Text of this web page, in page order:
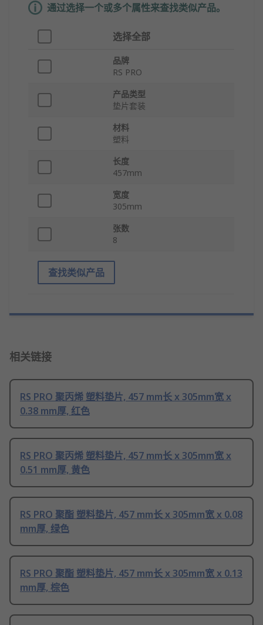
通过选择一个或多个属性来查找类似产品。
选择全部
品牌
RS PRO
产品类型
垫片套装
材料
塑料
长度
457mm
宽度
305mm
张数
8
查找类似产品
相关链接
RS PRO 聚丙烯 塑料垫片, 457 mm长 x 305mm宽 x
0.38 mm厚, 红色
RS PRO 聚丙烯 塑料垫片, 457 mm长 x 305mm宽 x
0.51 mm厚, 黄色
RS PRO 聚酯 塑料垫片, 457 mm长 x 305mm宽 x 0.08
mm厚, 绿色
RS PRO 聚酯 塑料垫片, 457 mm长 x 305mm宽 x 0.13
mm厚, 棕色